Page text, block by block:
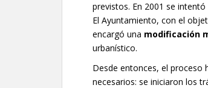
previstos. En 2001 se
El Ayuntamiento, con el
encargó una modificación
urbanístico.
Desde entonces, el proceso
necesarios: se iniciaron los